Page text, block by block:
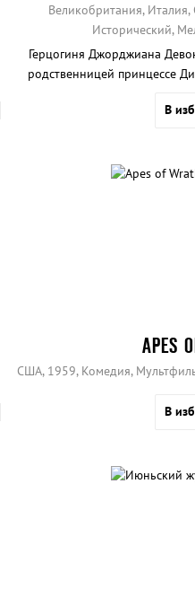
Великобритания,
Исторический,
Герцогиня Джорджиана
родственницей принцессе
В
APES
США, 1959, Комедия,
В